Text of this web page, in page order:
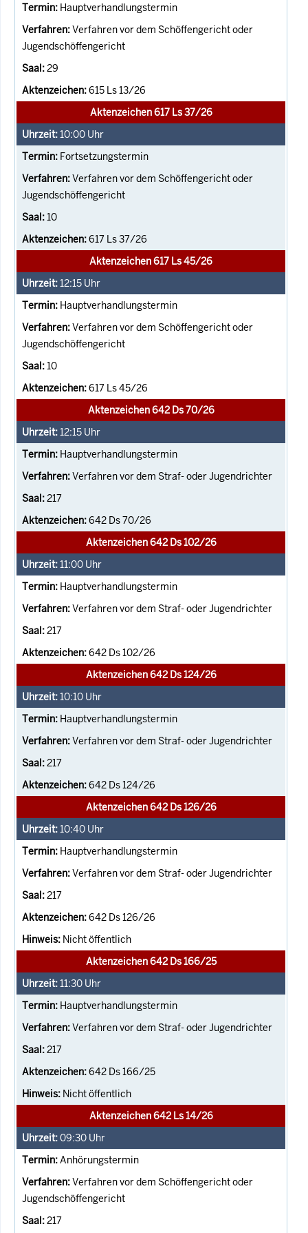
Hauptverhandlungstermin
Verfahren vor dem Schöffengericht oder
Jugendschöffengericht
29
615 Ls 13/26
Aktenzeichen 617 Ls 37/26
10:00 Uhr
Fortsetzungstermin
Verfahren vor dem Schöffengericht oder
Jugendschöffengericht
10
617 Ls 37/26
Aktenzeichen 617 Ls 45/26
12:15 Uhr
Hauptverhandlungstermin
Verfahren vor dem Schöffengericht oder
Jugendschöffengericht
10
617 Ls 45/26
Aktenzeichen 642 Ds 70/26
12:15 Uhr
Hauptverhandlungstermin
Verfahren vor dem Straf- oder Jugendrichter
217
642 Ds 70/26
Aktenzeichen 642 Ds 102/26
11:00 Uhr
Hauptverhandlungstermin
Verfahren vor dem Straf- oder Jugendrichter
217
642 Ds 102/26
Aktenzeichen 642 Ds 124/26
10:10 Uhr
Hauptverhandlungstermin
Verfahren vor dem Straf- oder Jugendrichter
217
642 Ds 124/26
Aktenzeichen 642 Ds 126/26
10:40 Uhr
Hauptverhandlungstermin
Verfahren vor dem Straf- oder Jugendrichter
217
642 Ds 126/26
Nicht öffentlich
Aktenzeichen 642 Ds 166/25
11:30 Uhr
Hauptverhandlungstermin
Verfahren vor dem Straf- oder Jugendrichter
217
642 Ds 166/25
Nicht öffentlich
Aktenzeichen 642 Ls 14/26
09:30 Uhr
Anhörungstermin
Verfahren vor dem Schöffengericht oder
Jugendschöffengericht
217